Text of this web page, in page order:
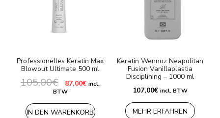
Professionelles Keratin Max
Blowout Ultimate 500 ml
105,00€ Ursprünglicher
Preis
war:
105,00€
87,00€Aktueller
87,00€.
incl.
BTW
IN DEN WARENKORB
Keratin Wennoz Neapolitan
Fusion Vanillaplastia
Disciplining – 1000 ml
107,00€ incl. BTW
MEHR ERFAHREN